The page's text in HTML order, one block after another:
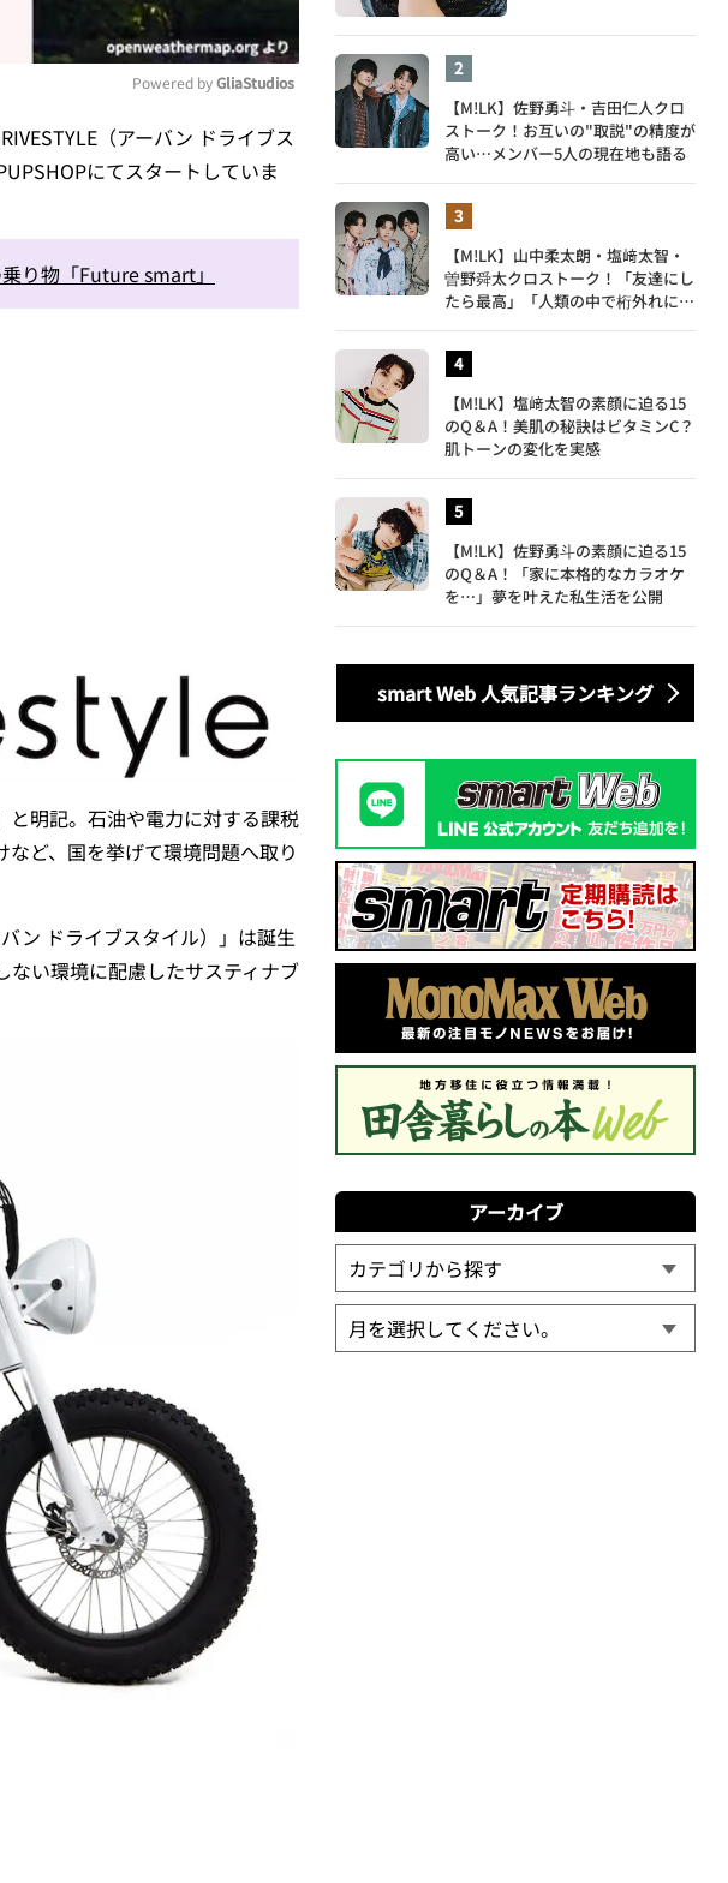
Mute
Powered by GliaStudios
（アーバン ドライブス
にてスタートしていま
り物「Future smart」
明記。石油や電力に対する課税
ど、国を挙げて環境問題へ取り
ン ドライブスタイル）」は誕生
ない環境に配慮したサスティナブ
【M!LK】佐野勇斗・吉田仁人クロ
ストーク！お互いの"取説"の精度が
高い…メンバー5人の現在地も語る
【M!LK】山中柔太朗・塩﨑太智・
曽野舜太クロストーク！「友達にし
たら最高」「人類の中で桁外れに面
【M!LK】塩﨑太智の素顔に迫る15
のQ＆A！美肌の秘訣はビタミンC？
肌トーンの変化を実感
【M!LK】佐野勇斗の素顔に迫る15
のQ＆A！「家に本格的なカラオケ
を…」夢を叶えた私生活を公開
smart Web 人気記事ランキング
アーカイブ